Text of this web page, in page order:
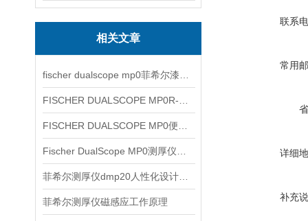
相关文章
菲希尔测厚仪磁感应工作原理
联系
常用
详细
补充